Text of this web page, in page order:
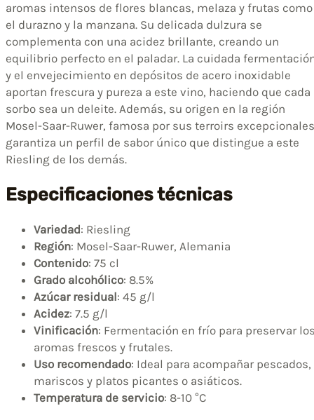
aromas intensos de flores blancas, melaza y frutas como
el durazno y la manzana. Su delicada dulzura se
complementa con una acidez brillante, creando un
equilibrio perfecto en el paladar. La cuidada
y el envejecimiento en depósitos de acero inoxidable
aportan frescura y pureza a este vino, haciendo que cada
sorbo sea un deleite. Además, su origen en la región
Mosel-Saar-Ruwer, famosa por sus terroirs
garantiza un perfil de sabor único que distingue a este
Riesling de los demás.
Especificaciones técnicas
Variedad: Riesling
Región: Mosel-Saar-Ruwer, Alemania
Contenido: 75 cl
Grado alcohólico: 8.5%
Azúcar residual: 45 g/l
Acidez: 7.5 g/l
Vinificación: Fermentación en frío para preservar
aromas frescos y frutales.
Uso recomendado: Ideal para acompañar pescados,
mariscos y platos picantes o asiáticos.
Temperatura de servicio: 8-10 °C